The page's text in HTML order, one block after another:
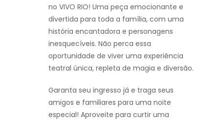
no VIVO RIO! Uma peça emocionante e
divertida para toda a família, com uma
história encantadora e personagens
inesquecíveis. Não perca essa
oportunidade de viver uma experiência
teatral única, repleta de magia e diversão.
Garanta seu ingresso já e traga seus
amigos e familiares para uma noite
especial! Aproveite para curtir uma